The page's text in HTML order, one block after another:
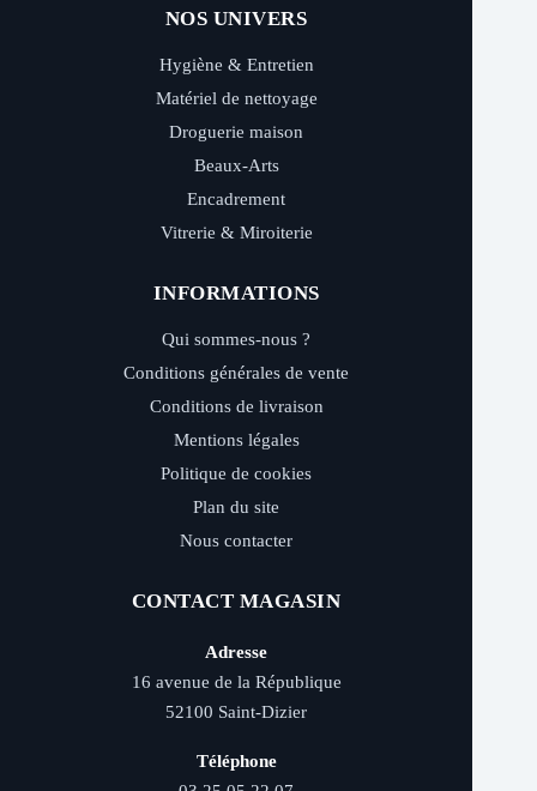
NOS UNIVERS
Hygiène & Entretien
Matériel de nettoyage
Droguerie maison
Beaux-Arts
Encadrement
Vitrerie & Miroiterie
INFORMATIONS
Qui sommes-nous ?
Conditions générales de vente
Conditions de livraison
Mentions légales
Politique de cookies
Plan du site
Nous contacter
CONTACT MAGASIN
Adresse
16 avenue de la République
52100 Saint-Dizier
Téléphone